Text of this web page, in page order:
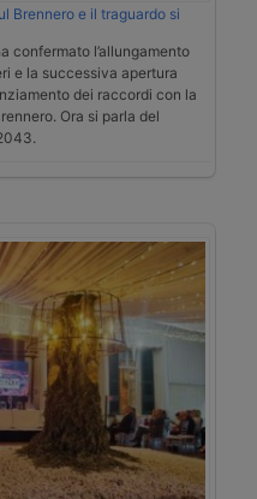
Brennero e il traguardo si
confermato l’allungamento
e la successiva apertura
dei raccordi con la
Ora si parla del